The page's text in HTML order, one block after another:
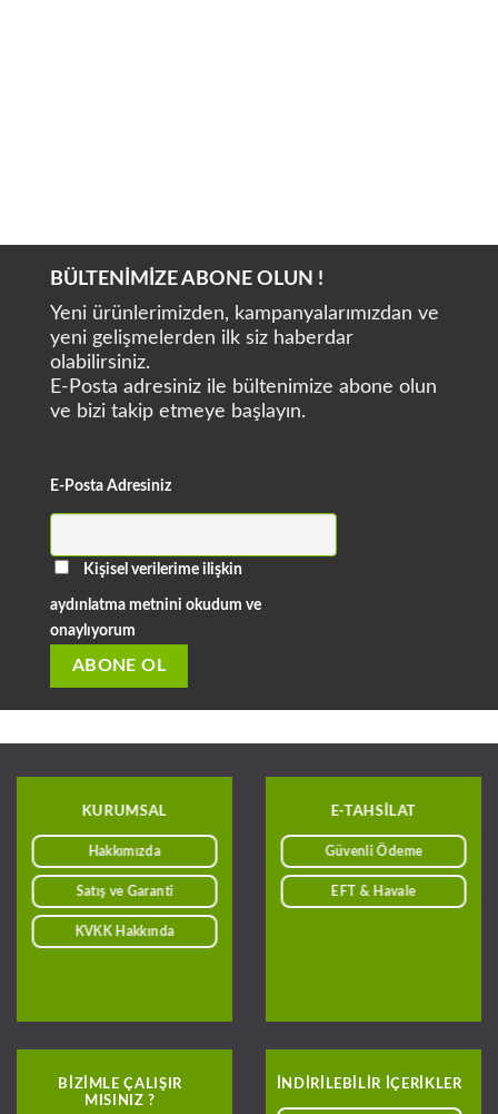
BÜLTENİMİZE ABONE OLUN !
Yeni ürünlerimizden, kampanyalarımızdan ve
yeni gelişmelerden ilk siz haberdar
olabilirsiniz.
E-Posta adresiniz ile bültenimize abone olun
ve bizi takip etmeye başlayın.
E-Posta Adresiniz
Kişisel verilerime ilişkin
aydınlatma metnini okudum ve
onaylıyorum
KURUMSAL
Hakkımızda
Satış ve Garanti
KVKK Hakkında
BIZIMLE ÇALIŞIR
MISINIZ ?
E-TAHSILAT
Güvenli Ödeme
EFT & Havale
INDIRILEBILIR IÇERIKLER